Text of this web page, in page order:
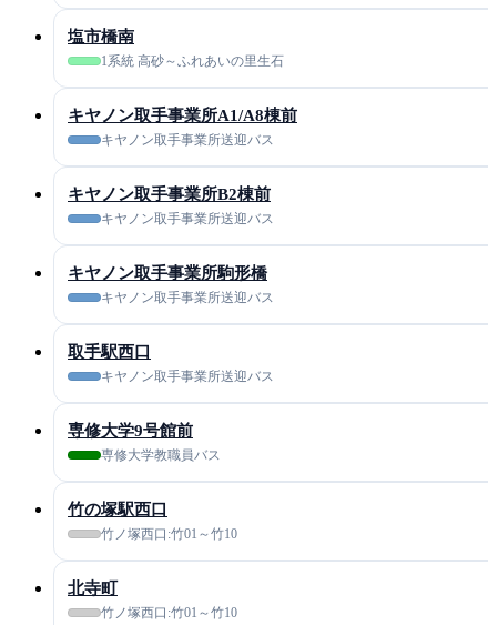
塩市橋南
1系統 高砂～ふれあいの里生石
キヤノン取手事業所A1/A8棟前
キヤノン取手事業所送迎バス
キヤノン取手事業所B2棟前
キヤノン取手事業所送迎バス
キヤノン取手事業所駒形橋
キヤノン取手事業所送迎バス
取手駅西口
キヤノン取手事業所送迎バス
専修大学9号館前
専修大学教職員バス
竹の塚駅西口
竹ノ塚西口:竹01～竹10
北寺町
竹ノ塚西口:竹01～竹10